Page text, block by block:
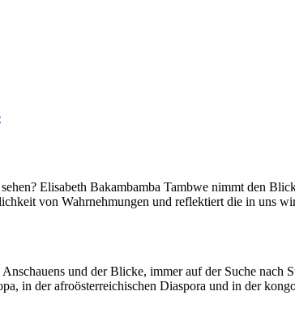
Elisabeth Bakambamba Tambwe nimmt den
von Wahrnehmungen und reflektiert die in uns
und der Blicke, immer auf der Suche nach
in der afroösterreichischen Diaspora und in der